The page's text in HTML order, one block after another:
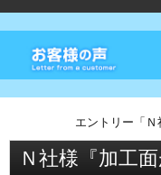
エントリー「Ｎ
Ｎ社様『加工